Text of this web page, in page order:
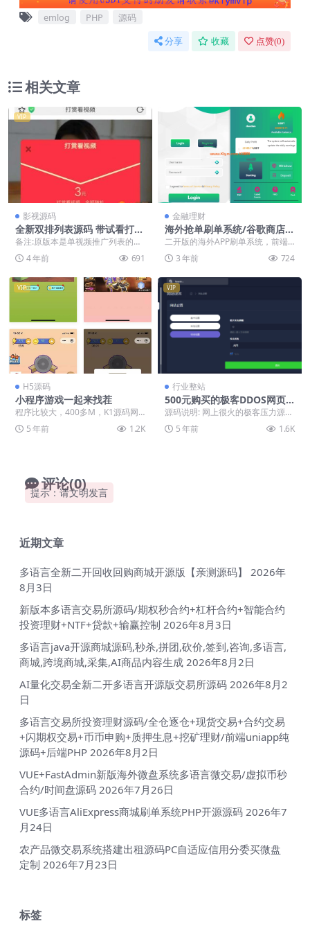
emlog PHP 源码
分享 收藏 点赞(0)
相关文章
VIP
影视源码
全新双排列表源码 带试看打赏
视频打赏平台带盒子源码 加入
牛B个人免签支付
备注:原版本是单视频推广列表的和
上传只能50M有限制。现修改双排
视频列表更加整洁...
4 年前 691
金融理财
海外抢单刷单系统/谷歌商店A
PP刷单系统/APP刷单/好评刷
单/分组快杀/订单自动匹配/海
外商城刷单/海外刷单
二开版的海外APP刷单系统，前端U
I重构优化、支持二次开发和整站定
制。 前端un...
3 年前 724
VIP
H5源码
小程序游戏一起来找茬
程序比较大，400多M，K1源码网
对小程序没什么研究，留给有需要
的人， 应该还是...
5 年前 1.2K
VIP
行业整站
500元购买的极客DDOS网页
端源码无授权
源码说明: 网上很火的极客压力源码
但是都是破解版 这次给大家放一个
正版源码 支...
5 年前 1.6K
评论(0)
提示：请文明发言
近期文章
多语言全新二开回收回购商城开源版【亲测源码】
2026年
8月3日
新版本多语言交易所源码/期权秒合约+杠杆合约+智能合约
投资理财+NTF+贷款+输赢控制 2026年8月3日
多语言java开源商城源码,秒杀,拼团,砍价,签到,咨询,多语言,
商城,跨境商城,采集,AI商品内容生成 2026年8月2日
AI量化交易全新二开多语言开源版交易所源码 2026年8月2
日
多语言交易所投资理财源码/全仓逐仓+现货交易+合约交易
+闪期权交易+币币申购+质押生息+挖矿理财/前端uniapp纯
源码+后端PHP 2026年8月2日
VUE+FastAdmin新版海外微盘系统多语言微交易/虚拟币秒
合约/时间盘源码 2026年7月26日
VUE多语言AliExpress商城刷单系统PHP开源源码 2026年7
月24日
农产品微交易系统搭建出租源码PC自适应信用分委买微盘
定制 2026年7月23日
标签